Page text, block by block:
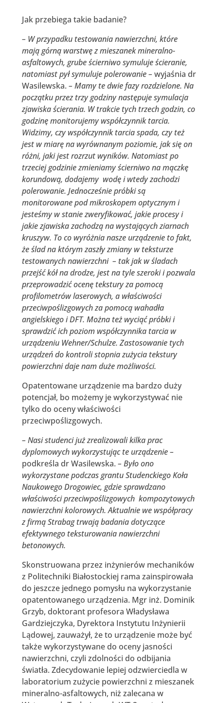
Jak przebiega takie badanie?
– W przypadku testowania nawierzchni, które
mają górną warstwę z mieszanek mineralno-
asfaltowych, grube ścierniwo symuluje ścieranie,
natomiast pył symuluje polerowanie – wyjaśnia dr
Wasilewska. – Mamy te dwie fazy rozdzielone. Na
początku przez trzy godziny następuje symulacja
zjawiska ścierania. W trakcie tych trzech godzin, co
godzinę monitorujemy współczynnik tarcia.
Widzimy, czy współczynnik tarcia spada, czy też
jest w miarę na wyrównanym poziomie, jak się on
różni, jaki jest rozrzut wyników. Natomiast po
trzeciej godzinie zmieniamy ścierniwo na mączkę
korundową, dodajemy wodę i wtedy zachodzi
polerowanie. Jednocześnie próbki są
monitorowane pod mikroskopem optycznym i
jesteśmy w stanie zweryfikować, jakie procesy i
jakie zjawiska zachodzą na wystających ziarnach
kruszyw. To co wyróżnia nasze urządzenie to fakt,
że ślad na którym zaszły zmiany w teksturze
testowanych nawierzchni – tak jak w śladach
przejść kół na drodze, jest na tyle szeroki i pozwala
przeprowadzić ocenę tekstury za pomocą
profilometrów laserowych, a właściwości
przeciwpoślizgowych za pomocą wahadła
angielskiego i DFT. Można też wyciąć próbki i
sprawdzić ich poziom współczynnika tarcia w
urządzeniu Wehner/Schulze. Zastosowanie tych
urządzeń do kontroli stopnia zużycia tekstury
powierzchni daje nam duże możliwości.
Opatentowane urządzenie ma bardzo duży
potencjał, bo możemy je wykorzystywać nie
tylko do oceny właściwości
przeciwpoślizgowych.
– Nasi studenci już zrealizowali kilka prac
dyplomowych wykorzystując te urządzenie –
podkreśla dr Wasilewska. – Było ono
wykorzystane podczas grantu Studenckiego Koła
Naukowego Drogowiec, gdzie sprawdzano
właściwości przeciwpoślizgowych kompozytowych
nawierzchni kolorowych. Aktualnie we współpracy
z firmą Strabag trwają badania dotyczące
efektywnego teksturowania nawierzchni
betonowych.
Skonstruowana przez inżynierów mechaników
z Politechniki Białostockiej rama zainspirowała
do jeszcze jednego pomysłu na wykorzystanie
opatentowanego urządzenia. Mgr inż. Dominik
Grzyb, doktorant profesora Władysława
Gardziejczyka, Dyrektora Instytutu Inżynierii
Lądowej, zauważył, że to urządzenie może być
także wykorzystywane do oceny jasności
nawierzchni, czyli zdolności do odbijania
światła. Zdecydowanie lepiej odzwierciedla w
laboratorium zużycie powierzchni z mieszanek
mineralno-asfaltowych, niż zalecana w